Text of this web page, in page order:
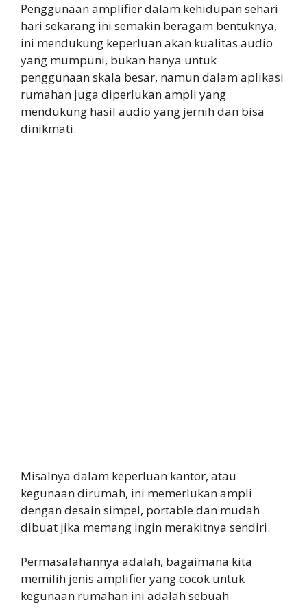
Penggunaan amplifier dalam kehidupan sehari
hari sekarang ini semakin beragam bentuknya,
ini mendukung keperluan akan kualitas audio
yang mumpuni, bukan hanya untuk
penggunaan skala besar, namun dalam aplikasi
rumahan juga diperlukan ampli yang
mendukung hasil audio yang jernih dan bisa
dinikmati.
Misalnya dalam keperluan kantor, atau
kegunaan dirumah, ini memerlukan ampli
dengan desain simpel, portable dan mudah
dibuat jika memang ingin merakitnya sendiri.
Permasalahannya adalah, bagaimana kita
memilih jenis amplifier yang cocok untuk
kegunaan rumahan ini adalah sebuah